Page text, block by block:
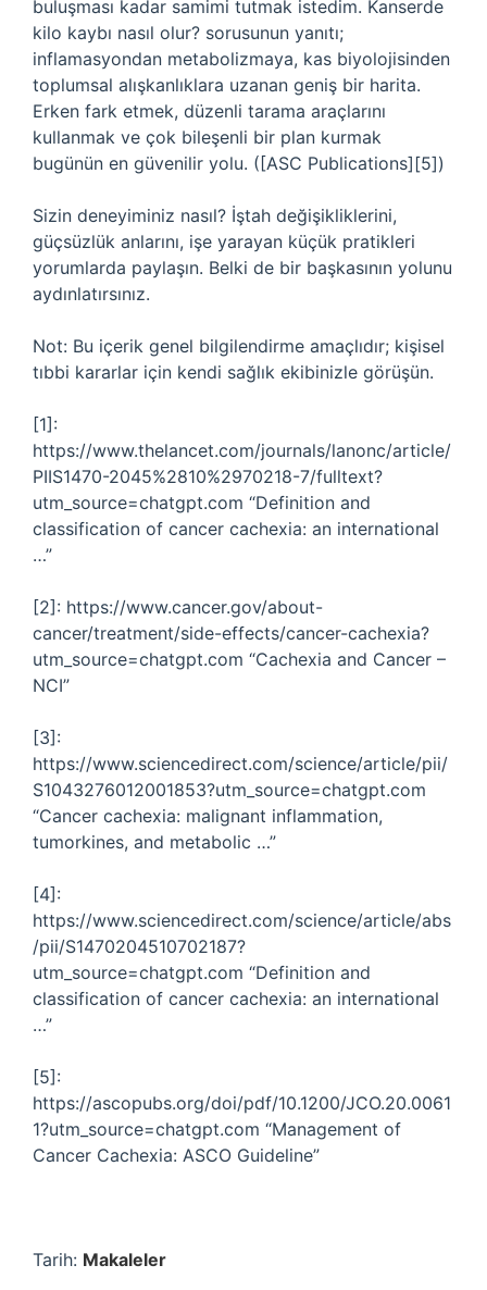
buluşması kadar samimi tutmak istedim. Kanserde
kilo kaybı nasıl olur? sorusunun yanıtı;
inflamasyondan metabolizmaya, kas biyolojisinden
toplumsal alışkanlıklara uzanan geniş bir harita.
Erken fark etmek, düzenli tarama araçlarını
kullanmak ve çok bileşenli bir plan kurmak
bugünün en güvenilir yolu. ([ASC Publications][5])
Sizin deneyiminiz nasıl? İştah değişikliklerini,
güçsüzlük anlarını, işe yarayan küçük pratikleri
yorumlarda paylaşın. Belki de bir başkasının yolunu
aydınlatırsınız.
Not: Bu içerik genel bilgilendirme amaçlıdır; kişisel
tıbbi kararlar için kendi sağlık ekibinizle görüşün.
[1]:
https://www.thelancet.com/journals/lanonc/article/
PIIS1470-2045%2810%2970218-7/fulltext?
utm_source=chatgpt.com “Definition and
classification of cancer cachexia: an international
…”
[2]: https://www.cancer.gov/about-
cancer/treatment/side-effects/cancer-cachexia?
utm_source=chatgpt.com “Cachexia and Cancer –
NCI”
[3]:
https://www.sciencedirect.com/science/article/pii/
S1043276012001853?utm_source=chatgpt.com
“Cancer cachexia: malignant inflammation,
tumorkines, and metabolic …”
[4]:
https://www.sciencedirect.com/science/article/abs
/pii/S1470204510702187?
utm_source=chatgpt.com “Definition and
classification of cancer cachexia: an international
…”
[5]:
https://ascopubs.org/doi/pdf/10.1200/JCO.20.0061
1?utm_source=chatgpt.com “Management of
Cancer Cachexia: ASCO Guideline”
Tarih: Makaleler